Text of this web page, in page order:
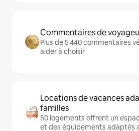
Commentaires de
Plus de 5 440 commentaires
aider à choisir
Locations de vacances
familles
50 logements offrent un
et des équipements adaptés